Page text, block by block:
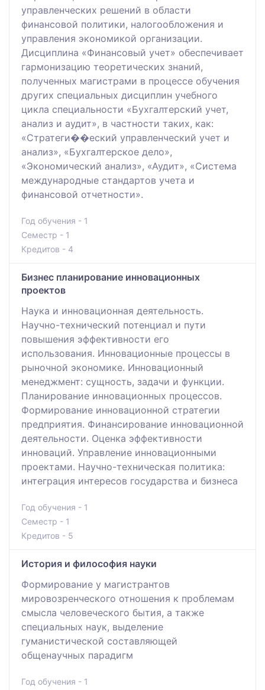
управленческих решений в области
финансовой политики, налогообложения и
управления экономикой организации.
Дисциплина «Финансовый учет» обеспечивает
гармонизацию теоретических знаний,
полученных магистрами в процессе обучения
других специальных дисциплин учебного
цикла специальности «Бухгалтерский учет,
анализ и аудит», в частности таких, как:
«Стратеги��еский управленческий учет и
анализ», «Бухгалтерское дело»,
«Экономический анализ», «Аудит», «Система
международные стандартов учета и
финансовой отчетности».
Год обучения - 1
Семестр - 1
Кредитов - 4
Бизнес планирование инновационных
проектов
Наука и инновационная деятельность.
Научно-технический потенциал и пути
повышения эффективности его
использования. Инновационные процессы в
рыночной экономике. Инновационный
менеджмент: сущность, задачи и функции.
Планирование инновационных процессов.
Формирование инновационной стратегии
предприятия. Финансирование инновационной
деятельности. Оценка эффективности
инноваций. Управление инновационными
проектами. Научно-техническая политика:
интеграция интересов государства и бизнеса
Год обучения - 1
Семестр - 1
Кредитов - 5
История и философия науки
Формирование у магистрантов
мировозренческого отношения к проблемам
смысла человеческого бытия, а также
специальных наук, выделение
гуманистической составляющей
общенаучных парадигм
Год обучения - 1